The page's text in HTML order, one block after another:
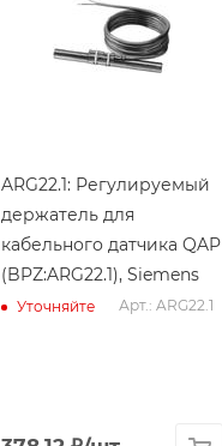
ARG22.1: Регулируемый
держатель для
кабельного датчика QAP
(BPZ:ARG22.1), Siemens
Уточняйте Арт.: ARG22.1